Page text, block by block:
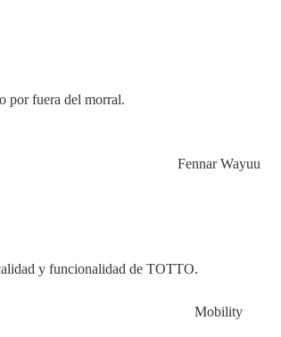
por fuera del morral.
y funcionalidad de TOTTO.